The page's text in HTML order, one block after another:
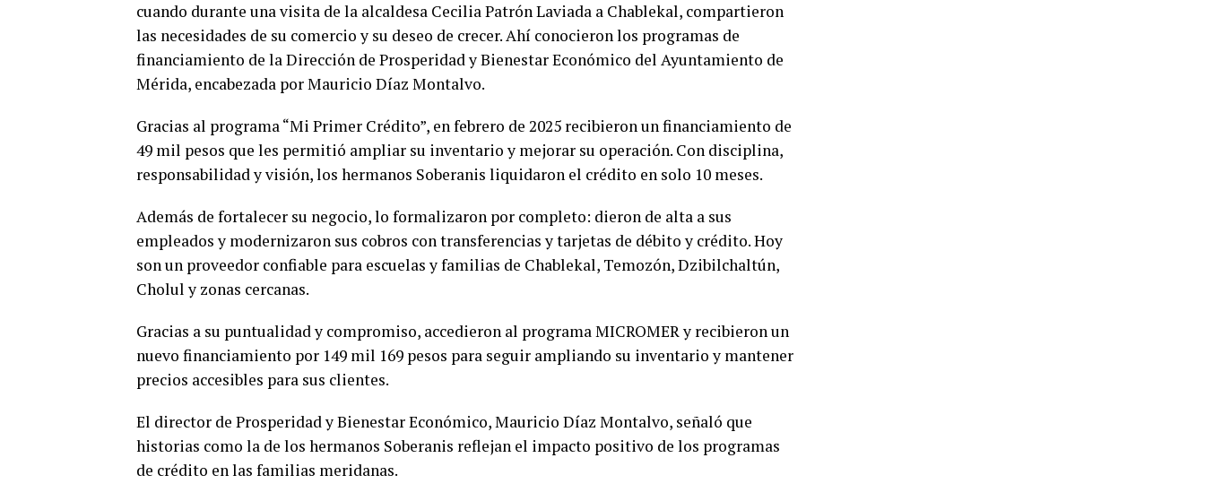
cuando durante una visita de la alcaldesa Cecilia Patrón Laviada a Chablekal, compartieron
las necesidades de su comercio y su deseo de crecer. Ahí conocieron los programas de
financiamiento de la Dirección de Prosperidad y Bienestar Económico del Ayuntamiento de
Mérida, encabezada por Mauricio Díaz Montalvo.
Gracias al programa “Mi Primer Crédito”, en febrero de 2025 recibieron un financiamiento de
49 mil pesos que les permitió ampliar su inventario y mejorar su operación. Con disciplina,
responsabilidad y visión, los hermanos Soberanis liquidaron el crédito en solo 10 meses.
Además de fortalecer su negocio, lo formalizaron por completo: dieron de alta a sus
empleados y modernizaron sus cobros con transferencias y tarjetas de débito y crédito. Hoy
son un proveedor confiable para escuelas y familias de Chablekal, Temozón, Dzibilchaltún,
Cholul y zonas cercanas.
Gracias a su puntualidad y compromiso, accedieron al programa MICROMER y recibieron un
nuevo financiamiento por 149 mil 169 pesos para seguir ampliando su inventario y mantener
precios accesibles para sus clientes.
El director de Prosperidad y Bienestar Económico, Mauricio Díaz Montalvo, señaló que
historias como la de los hermanos Soberanis reflejan el impacto positivo de los programas
de crédito en las familias meridanas.